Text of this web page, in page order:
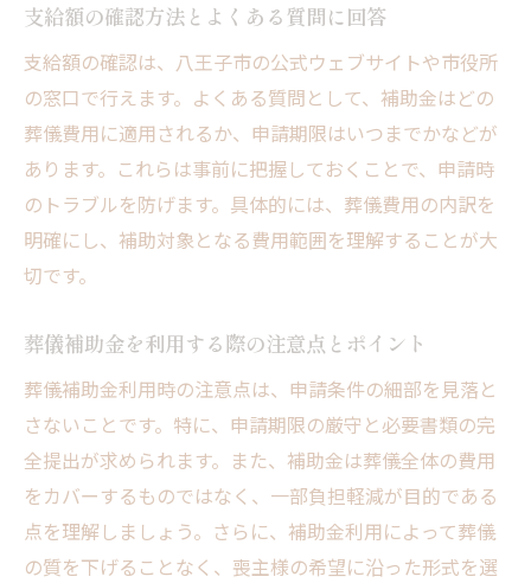
支給額の確認方法とよくある質問に回答
支給額の確認は、八王子市の公式ウェブサイトや市役所
の窓口で行えます。よくある質問として、補助金はどの
葬儀費用に適用されるか、申請期限はいつまでかなどが
あります。これらは事前に把握しておくことで、申請時
のトラブルを防げます。具体的には、葬儀費用の内訳を
明確にし、補助対象となる費用範囲を理解することが大
切です。
葬儀補助金を利用する際の注意点とポイント
葬儀補助金利用時の注意点は、申請条件の細部を見落と
さないことです。特に、申請期限の厳守と必要書類の完
全提出が求められます。また、補助金は葬儀全体の費用
をカバーするものではなく、一部負担軽減が目的である
点を理解しましょう。さらに、補助金利用によって葬儀
の質を下げることなく、喪主様の希望に沿った形式を選